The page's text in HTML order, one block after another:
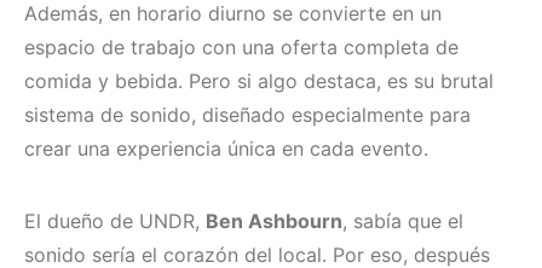
Además, en horario diurno se convierte en un
espacio de trabajo con una oferta completa de
comida y bebida. Pero si algo destaca, es su brutal
sistema de sonido, diseñado especialmente para
crear una experiencia única en cada evento.
El dueño de UNDR, Ben Ashbourn, sabía que el
sonido sería el corazón del local. Por eso, después